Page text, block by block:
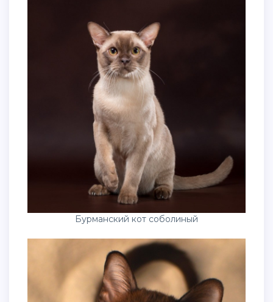
Бурманский кот соболиный